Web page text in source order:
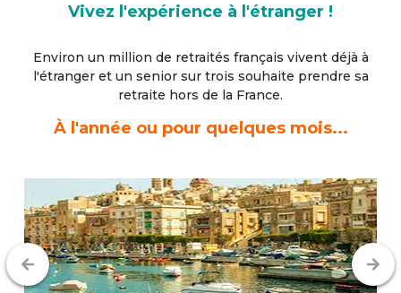
Vivez l'expérience à l'étranger !
Environ un million de retraités français vivent déjà à
l'étrangeret un senior sur trois souhaite prendre sa
retraite hors de la France.
À l'année ou pour quelques mois...